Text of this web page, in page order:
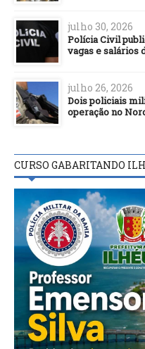
julho 30, 2026
Polícia Civil
vagas e salários
julho 26, 2026
Dois policiais
operação no
CURSO GABARITANDO